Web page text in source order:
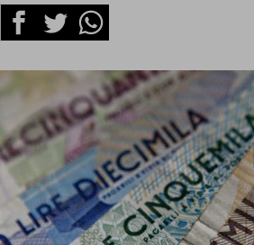
FacebookTwitterWhatsapp